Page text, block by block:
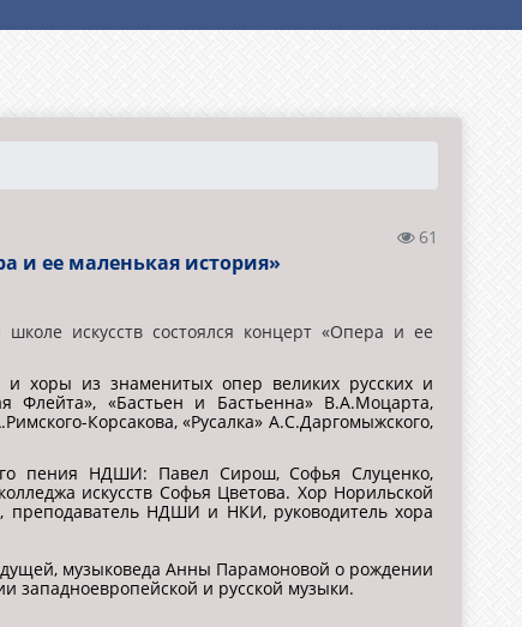
61
и ее маленькая история»
искусств состоялся концерт «Опера и ее
хоры из знаменитых опер великих русских и
Флейта», «Бастьен и Бастьенна» В.А.Моцарта,
Корсакова, «Русалка» А.С.Даргомыжского,
пения НДШИ: Павел Сирош, Софья Слуценко,
искусств Софья Цветова. Хор Норильской
преподаватель НДШИ и НКИ, руководитель хора
музыковеда Анны Парамоновой о рождении
западноевропейской и русской музыки.